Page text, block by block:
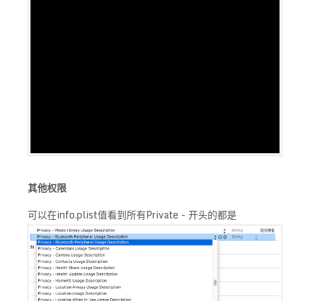
其他权限
可以在info.plist值看到所有Private - 开头的都是